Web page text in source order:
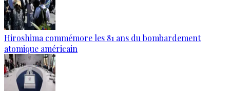
Hiroshima commémore les 81 ans du bombardement
atomique américain